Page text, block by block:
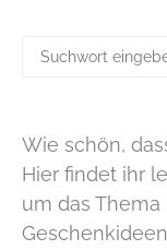
SUCHE
Wie schön,
Hier findet ihr
um das Thema